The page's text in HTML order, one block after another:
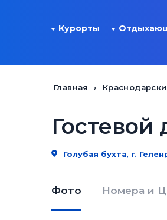
Курорты
Главная
Голубая бухта, г.
Фото Номера и